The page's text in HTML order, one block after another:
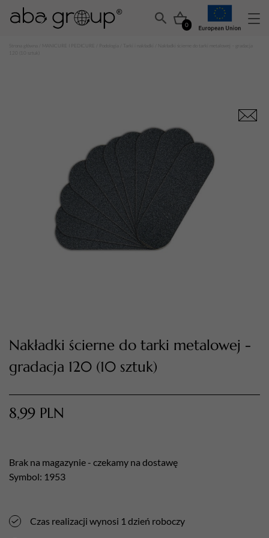
0
PRZEJDŹ DO KOSZYKA
MANICURE I PEDICURE Podologia
/ Nakładki ścierne do tarki metalowej – gradacja
Nakładki ścierne do tarki metalowej -
gradacja 120 (10 sztuk)
8,99 PLN
Brak na magazynie - czekamy na dostawę
Symbol: 1953
Czas realizacji wynosi 1 dzień roboczy